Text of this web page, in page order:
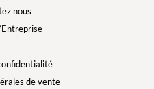
nous
de vente